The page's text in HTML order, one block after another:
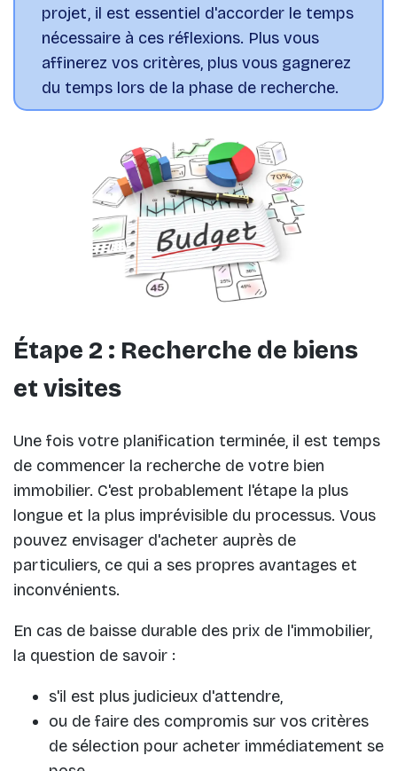
projet, il est essentiel d'accorder le temps
nécessaire à ces réflexions. Plus vous
affinerez vos critères, plus vous gagnerez
du temps lors de la phase de recherche.
Étape 2 : Recherche de biens
et visites
Une fois votre planification terminée, il est temps
de commencer la recherche de votre bien
immobilier. C'est probablement l'étape la plus
longue et la plus imprévisible du processus. Vous
pouvez envisager d'acheter auprès de
particuliers, ce qui a ses propres avantages et
inconvénients.
En cas de baisse durable des prix de l'immobilier,
la question de savoir :
s'il est plus judicieux d'attendre,
ou de faire des compromis sur vos critères
de sélection pour acheter immédiatement se